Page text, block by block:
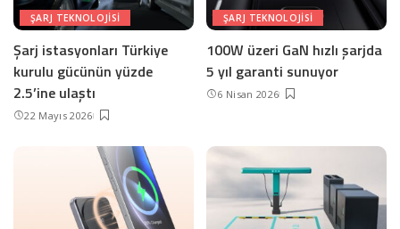
ŞARJ TEKNOLOJISI
Şarj istasyonları Türkiye
kurulu gücünün yüzde
2.5’ine ulaştı
22 Mayıs 2026
ŞARJ TEKNOLOJISI
100W üzeri GaN hızlı şarjda
5 yıl garanti sunuyor
6 Nisan 2026